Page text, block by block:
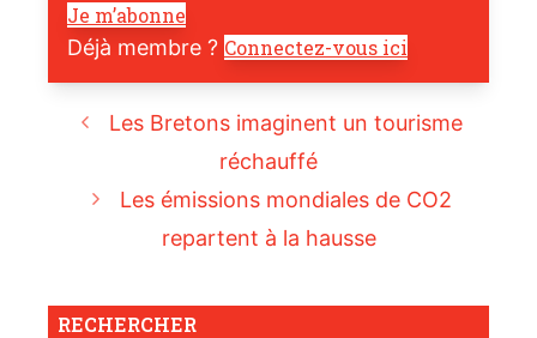
Je m’abonne
Déjà membre ? Connectez-vous ici
Les Bretons imaginent un tourisme
réchauffé
Les émissions mondiales de CO2
repartent à la hausse
RECHERCHER